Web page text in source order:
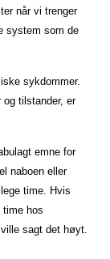
når vi trenger
system som de
sykdommer.
og tilstander, er
emne for
naboen eller
time. Hvis
time hos
sagt det høyt.